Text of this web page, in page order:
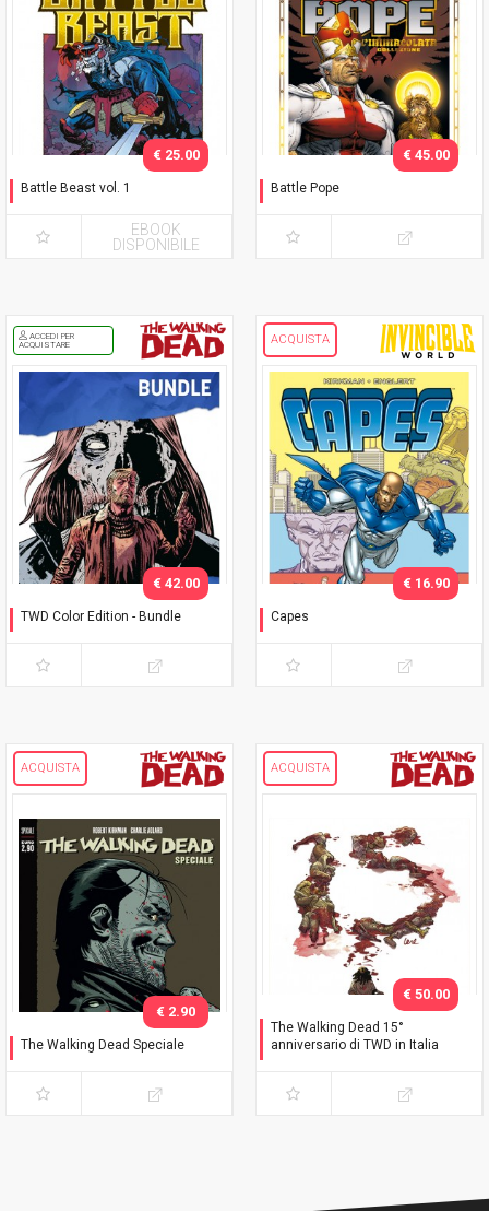
Battle Beast vol. 1
€ 25.00
EBOOK
DISPONIBILE
Battle Pope
€ 45.00
ACCEDI PER
ACQUISTARE
TWD Color Edition - Bundle
€ 42.00
ACQUISTA
Capes
€ 16.90
ACQUISTA
The Walking Dead Speciale
€ 2.90
ACQUISTA
The Walking Dead 15°
anniversario di TWD in Italia
€ 50.00